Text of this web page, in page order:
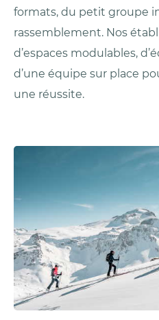
formats, du petit groupe
rassemblement. Nos
d’espaces modulables,
d’une équipe sur place
une réussite.